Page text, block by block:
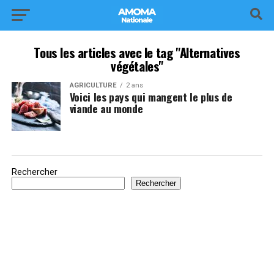
Tous les articles avec le tag "Alternatives
végétales"
AGRICULTURE 2 ans
Voici les pays qui mangent le plus de
viande au monde
Rechercher
Rechercher